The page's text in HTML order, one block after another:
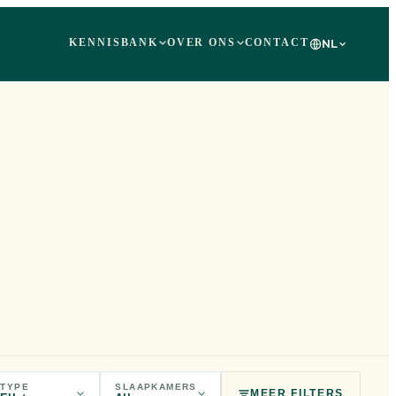
KENNISBANK OVER ONS CONTACT NL
TYPE SLAAPKAMERS
MEER FILTERS